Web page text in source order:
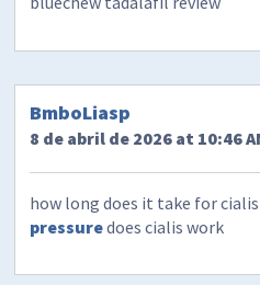
BmboLiasp
8 de abril de 2026 at 10:46
how long does it take for
pressuredoes cialis work